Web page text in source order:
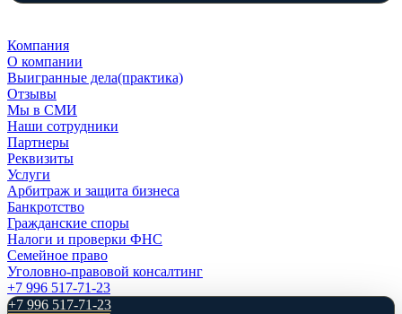
Компания
О компании
Выигранные дела(практика)
Отзывы
Мы в СМИ
Наши сотрудники
Партнеры
Реквизиты
Услуги
Арбитраж и защита бизнеса
Банкротство
Гражданские споры
Налоги и проверки ФНС
Семейное право
Уголовно-правовой консалтинг
+7 996 517-71-23
+7 996 517-71-23